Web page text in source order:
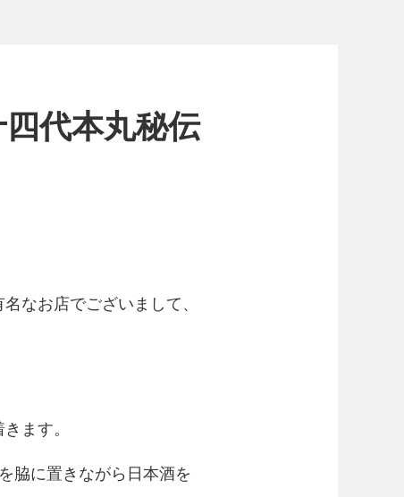
代本丸秘伝
なお店でございまして、
ます。
脇に置きながら日本酒を